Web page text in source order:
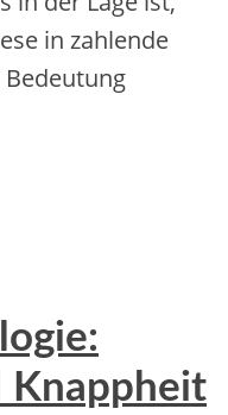
i‬n zahlende
Knappheit